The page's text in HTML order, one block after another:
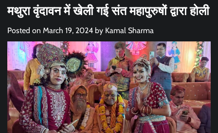
मथुरा वृंदावन में खेली गई संत महापुरुषों द्वारा होली
Posted on March 19, 2024 by Kamal Sharma